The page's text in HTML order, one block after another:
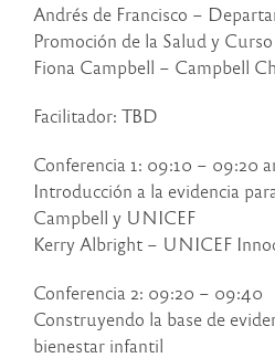
Andrés de Francisco –
Promoción de la Salud y
Fiona Campbell – Campbell
Facilitador: TBD
Conferencia 1: 09:10 – 09:20
Introducción a la evidencia
Campbell y UNICEF
Kerry Albright – UNICEF
Conferencia 2: 09:20 – 09:40
Construyendo la base de
bienestar infantil